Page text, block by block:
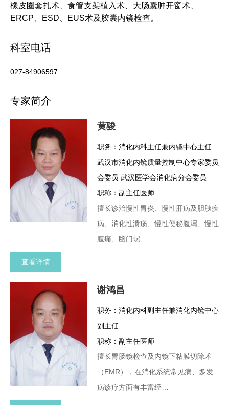
橡皮圈套扎术、食管支架植入术、大肠囊肿开窗术、
ERCP、ESD、EUS术及胶囊内镜检查。
科室电话
027-84906597
专家简介
黄骏
职务：消化内科主任兼内镜中心主任
武汉市消化内镜质量控制中心专家委员
会委员 武汉医学会消化病分会委员
职称：副主任医师
擅长诊治慢性胃炎、慢性肝病及胆胰疾
病、消化性溃疡、慢性便秘腹泻、慢性
腹痛、幽门螺…
查看详情
谢鸿昌
职务：消化内科副主任兼消化内镜中心
副主任
职称：副主任医师
擅长胃肠镜检查及内镜下粘膜切除术
（EMR），在消化系统常见病、多发
病诊疗方面有丰富经…